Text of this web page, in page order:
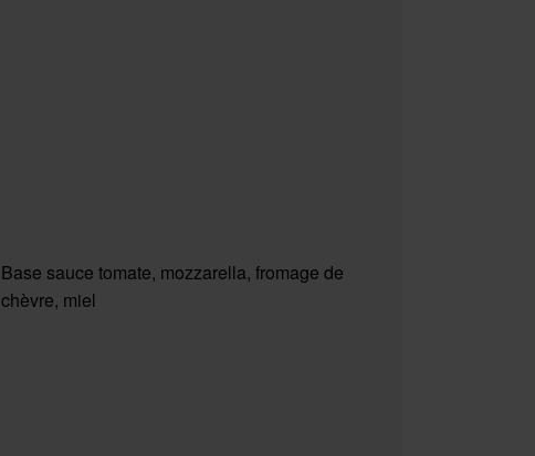
Base sauce tomate, mozzarella, fromage de
chèvre, miel